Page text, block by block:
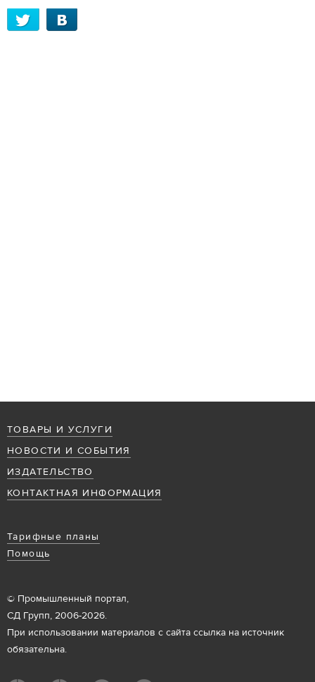
ТОВАРЫ И УСЛУГИ
НОВОСТИ И СОБЫТИЯ
ИЗДАТЕЛЬСТВО
КОНТАКТНАЯ ИНФОРМАЦИЯ
Тарифные планы
Помощь
© Промышленный портал,
СД Групп, 2006-2026.
При использовании материалов с сайта ссылка на источник
обязательна.